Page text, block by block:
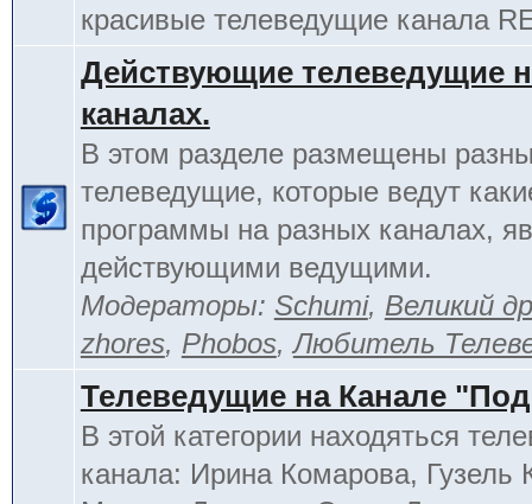
красивые телеведущие канала
Действующие телеведущие
каналах.
В этом разделе размещены
телеведущие, которые ведут
программы на разных каналах,
действующими ведущими.
Модераторы: Schumi, Великий
zhores, Phobos,Любитель
Телеведущие на Канале
В этой категории находяться
канала: Ирина Комарова, Гузель